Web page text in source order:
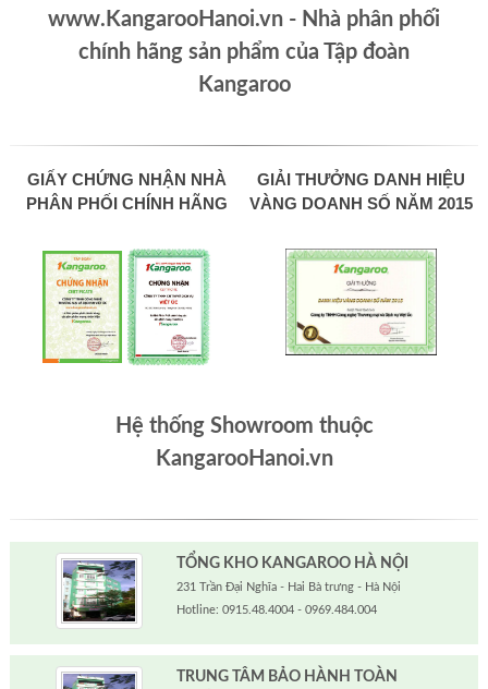
www.KangarooHanoi.vn - Nhà phân phối
chính hãng sản phẩm của Tập đoàn
Kangaroo
GIẤY CHỨNG NHẬN NHÀ
PHÂN PHỐI CHÍNH HÃNG
GIẢI THƯỞNG DANH HIỆU
VÀNG DOANH SỐ NĂM 2015
Hệ thống Showroom thuộc
KangarooHanoi.vn
TỔNG KHO KANGAROO HÀ NỘI
231 Trần Đại Nghĩa - Hai Bà trưng - Hà Nội
Hotline: 0915.48.4004 - 0969.484.004
TRUNG TÂM BẢO HÀNH TOÀN